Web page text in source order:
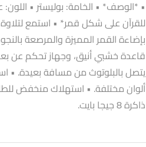
بإضاءة القمر المميزة والمرصعة
قاعدة خشبي أنيق، وجهاز تحكم عن
ألوان مختلفة. • استهلاك منخفض
ذاكرة 8 جيجا بايت.